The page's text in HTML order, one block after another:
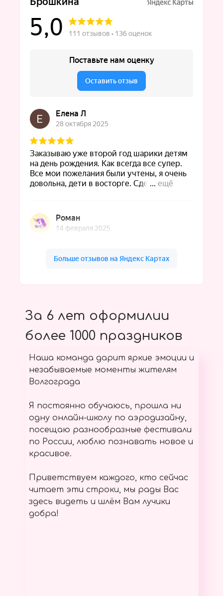
За 6 лет оформилии
более 1000 праздников
Наша команда дарит яркие эмоции и
незабываемые моменты жителям
Волгограда
Я постоянно обучаюсь, прошла ни
одну онлайн-школу по аэродизайну,
посещаю разнообразные фестивали
по России, люблю познавать новое и
красивое.
Приветствуем каждого, кто сейчас
читает эти строки, мы рады Вас
здесь видеть и шлём Вам лучики
добра!